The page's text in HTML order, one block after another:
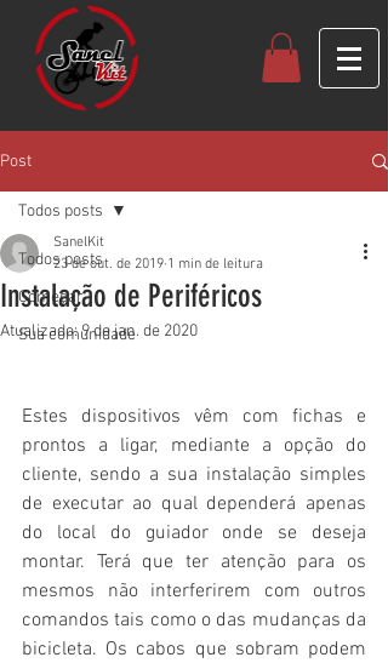
Post
Todos posts
Começar
Sua comunidade
Todos posts
Instalação de Periféricos
SanelKit
23 de out. de 2019 1 min de leitura
Atualizado:9 de jan. de 2020
Estes dispositivos vêm com fichas e
prontos a ligar, mediante a opção do
cliente, sendo a sua instalação simples
de executar ao qual dependerá apenas
do local do guiador onde se deseja
montar. Terá que ter atenção para os
mesmos não interferirem com outros
comandos tais como o das mudanças da
bicicleta. Os cabos que sobram podem